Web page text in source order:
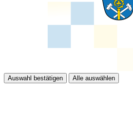
Auswahl bestätigen Alle auswählen